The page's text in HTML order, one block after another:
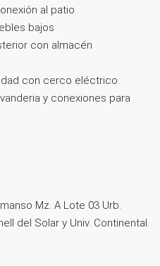
al patio
bajos
con almacén
con cerco eléctrico.
y conexiones para
Mz. A Lote 03 Urb.
del Solar y Univ. Continental.